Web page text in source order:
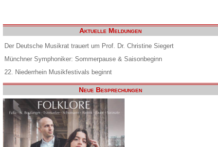
Aktuelle Meldungen
Der Deutsche Musikrat trauert um Prof. Dr. Christine Siegert
Münchner Symphoniker: Sommerpause & Saisonbeginn
22. Niederrhein Musikfestivals beginnt
Neue Besprechungen